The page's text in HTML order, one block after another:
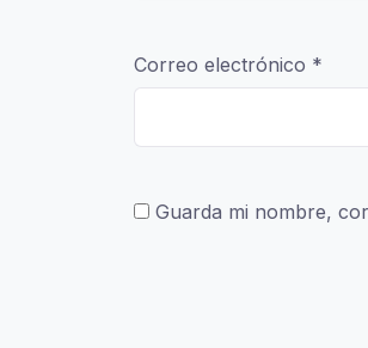
Correo electrónico *
Guarda mi nombre,